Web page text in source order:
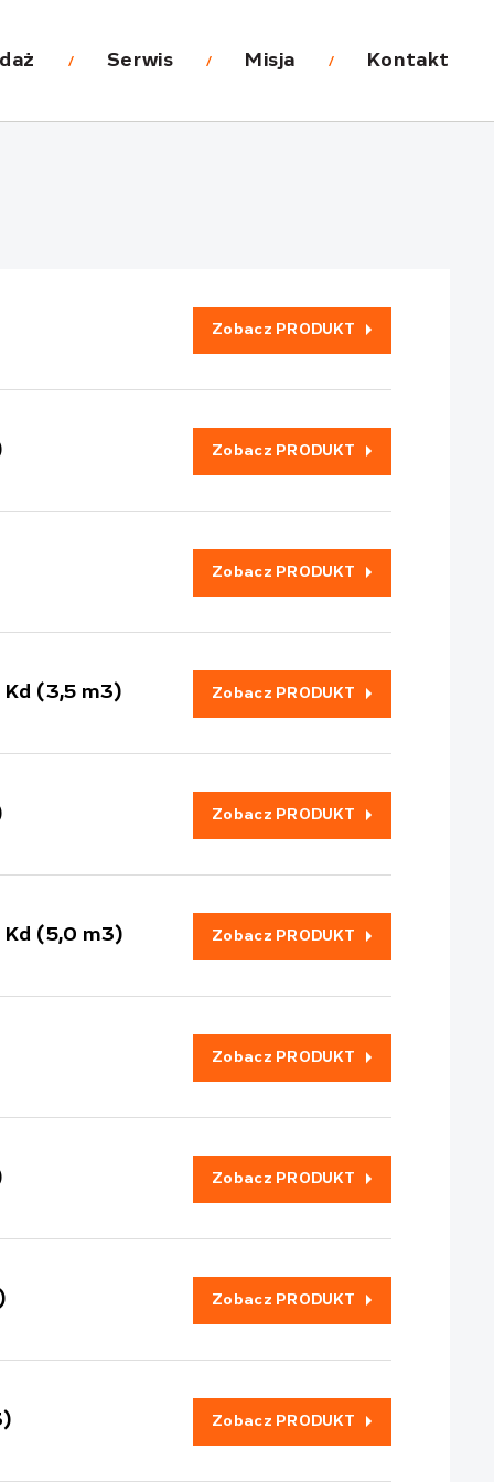
Serwis Misja Kontakt
Zobacz PRODUKT
Zobacz PRODUKT
Zobacz PRODUKT
Kd (3,5 m3) Zobacz PRODUKT
Zobacz PRODUKT
Kd (5,0 m3) Zobacz PRODUKT
Zobacz PRODUKT
Zobacz PRODUKT
Zobacz PRODUKT
Zobacz PRODUKT